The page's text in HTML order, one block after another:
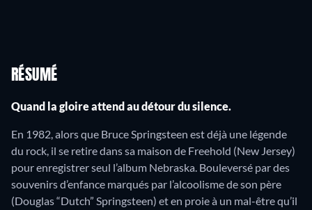
RÉSUMÉ
Quand la gloire attend au détour du silence.
En 1982, alors que Bruce Springsteen est déjà une légende
du rock, il se retire dans sa maison de Freehold (New Jersey)
pour enregistrer seul l’album Nebraska. Bouleversé par des
souvenirs d’enfance marqués par l’alcoolisme de son père
(Douglas “Dutch” Springsteen) et en proie à un mal-être qu’il